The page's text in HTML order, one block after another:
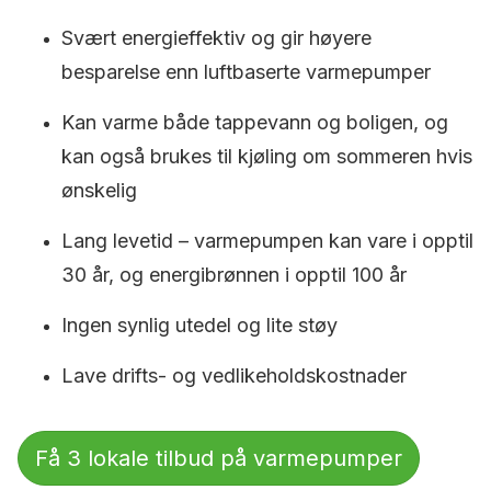
Svært energieffektiv og gir høyere
besparelse enn luftbaserte varmepumper
Kan varme både tappevann og boligen, og
kan også brukes til kjøling om sommeren hvis
ønskelig
Lang levetid – varmepumpen kan vare i opptil
30 år, og energibrønnen i opptil 100 år
Ingen synlig utedel og lite støy
Lave drifts- og vedlikeholdskostnader
Få 3 lokale tilbud på varmepumper